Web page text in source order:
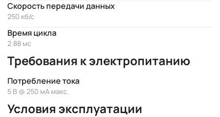
Скорость передачи данных
250 кб/с
Время цикла
2.88 мс
Требования к электропитанию
Потребление тока
5 В @ 250 мА макс.
Условия эксплуатации